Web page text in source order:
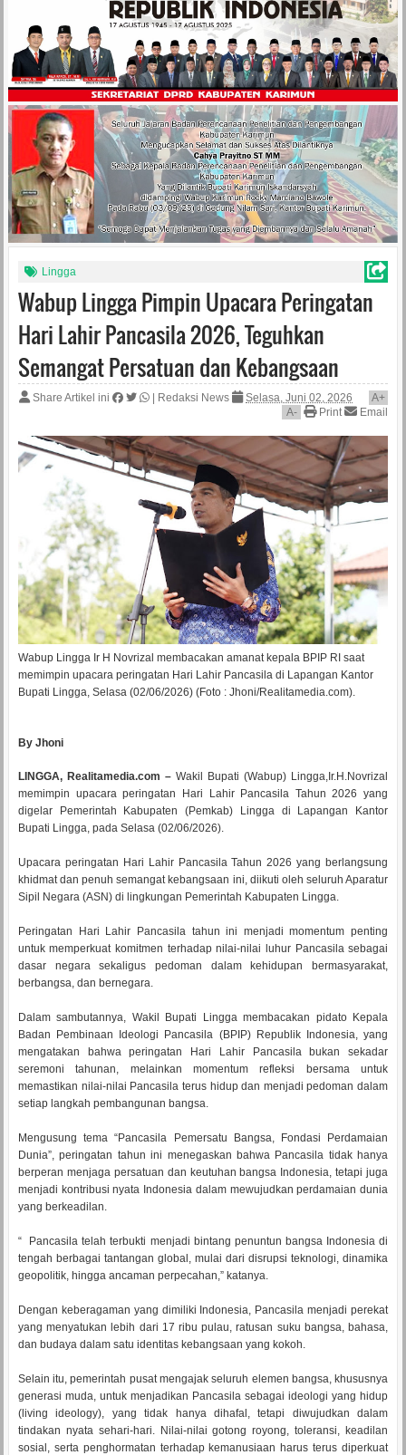
Lingga
Wabup Lingga Pimpin Upacara Peringatan
Hari Lahir Pancasila 2026, Teguhkan
Semangat Persatuan dan Kebangsaan
Share Artikel ini Redaksi News Selasa, Juni 02, 2026 A+
A- Print Email
Wabup Lingga Ir H Novrizal membacakan amanat kepala BPIP RI saat
memimpin upacara peringatan Hari Lahir Pancasila di Lapangan Kantor
Bupati Lingga, Selasa (02/06/2026) (Foto : Jhoni/Realitamedia.com).
By Jhoni
LINGGA, Realitamedia.com –Wakil Bupati (Wabup) Lingga,Ir.H.Novrizal
memimpin upacara peringatan Hari Lahir Pancasila Tahun 2026 yang
digelar Pemerintah Kabupaten (Pemkab) Lingga di Lapangan Kantor
Bupati Lingga, pada Selasa (02/06/2026).
Upacara peringatan Hari Lahir Pancasila Tahun 2026 yang berlangsung
khidmat dan penuh semangat kebangsaan ini, diikuti oleh seluruh Aparatur
Sipil Negara (ASN) di lingkungan Pemerintah Kabupaten Lingga.
Peringatan Hari Lahir Pancasila tahun ini menjadi momentum penting
untuk memperkuat komitmen terhadap nilai-nilai luhur Pancasila sebagai
dasar negara sekaligus pedoman dalam kehidupan bermasyarakat,
berbangsa, dan bernegara.
Dalam sambutannya, Wakil Bupati Lingga membacakan pidato Kepala
Badan Pembinaan Ideologi Pancasila (BPIP) Republik Indonesia, yang
mengatakan bahwa peringatan Hari Lahir Pancasila bukan sekadar
seremoni tahunan, melainkan momentum refleksi bersama untuk
memastikan nilai-nilai Pancasila terus hidup dan menjadi pedoman dalam
setiap langkah pembangunan bangsa.
Mengusung tema “Pancasila Pemersatu Bangsa, Fondasi Perdamaian
Dunia”, peringatan tahun ini menegaskan bahwa Pancasila tidak hanya
berperan menjaga persatuan dan keutuhan bangsa Indonesia, tetapi juga
menjadi kontribusi nyata Indonesia dalam mewujudkan perdamaian dunia
yang berkeadilan.
“ Pancasila telah terbukti menjadi bintang penuntun bangsa Indonesia di
tengah berbagai tantangan global, mulai dari disrupsi teknologi, dinamika
geopolitik, hingga ancaman perpecahan,” katanya.
Dengan keberagaman yang dimiliki Indonesia, Pancasila menjadi perekat
yang menyatukan lebih dari 17 ribu pulau, ratusan suku bangsa, bahasa,
dan budaya dalam satu identitas kebangsaan yang kokoh.
Selain itu, pemerintah pusat mengajak seluruh elemen bangsa, khususnya
generasi muda, untuk menjadikan Pancasila sebagai ideologi yang hidup
(living ideology), yang tidak hanya dihafal, tetapi diwujudkan dalam
tindakan nyata sehari-hari. Nilai-nilai gotong royong, toleransi, keadilan
sosial, serta penghormatan terhadap kemanusiaan harus terus diperkuat